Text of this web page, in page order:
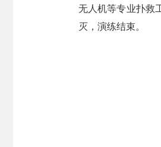
无人机等专业扑救
灭，演练结束。